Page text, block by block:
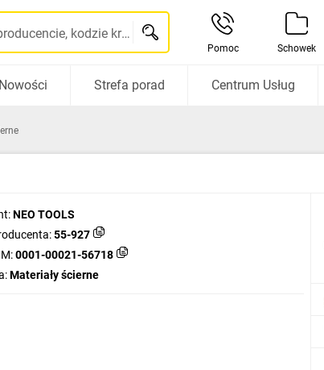
Szukaj po nazwie, indeksie, producencie, kodzie kreskowym...
Pomoc Schowek
Nowości Strefa porad Centrum Usług
NEO TOOLS
55-927
0001-00021-56718
Materiały ścierne